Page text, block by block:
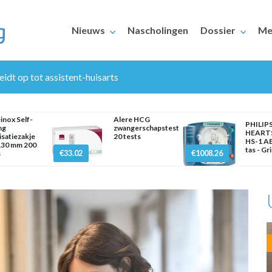
Nieuws Nascholingen Dossier
op tot assistent-huisarts
Self-
mm 200
€33.02
Alere HCG
zwangerschapstest
20 tests
€1008.26
HS-1
tas -